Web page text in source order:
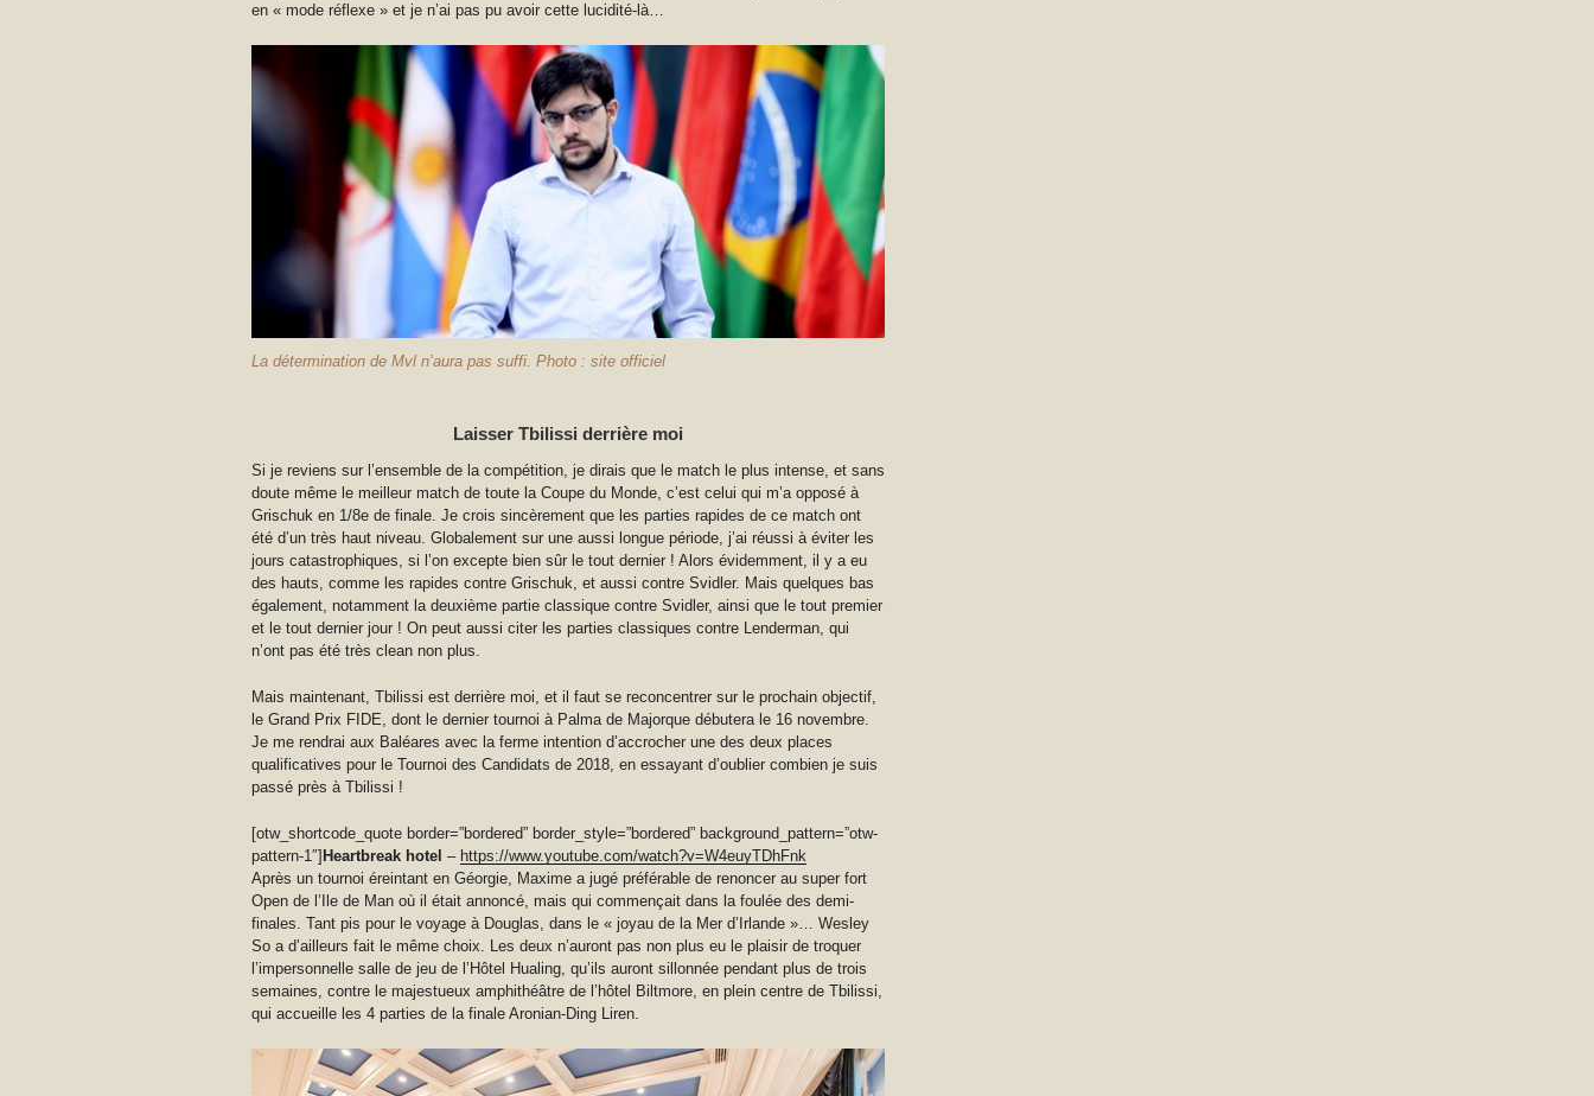
en « mode réflexe » et je n’ai pas pu avoir cette lucidité-là…
La détermination de Mvl n’aura pas suffi. Photo : site officiel
Laisser Tbilissi derrière moi
Si je reviens sur l’ensemble de la compétition, je dirais que le match le plus intense, et sans
doute même le meilleur match de toute la Coupe du Monde, c’est celui qui m’a opposé à
Grischuk en 1/8e de finale. Je crois sincèrement que les parties rapides de ce match ont
été d’un très haut niveau. Globalement sur une aussi longue période, j’ai réussi à éviter les
jours catastrophiques, si l’on excepte bien sûr le tout dernier ! Alors évidemment, il y a eu
des hauts, comme les rapides contre Grischuk, et aussi contre Svidler. Mais quelques bas
également, notamment la deuxième partie classique contre Svidler, ainsi que le tout premier
et le tout dernier jour ! On peut aussi citer les parties classiques contre Lenderman, qui
n’ont pas été très clean non plus.
Mais maintenant, Tbilissi est derrière moi, et il faut se reconcentrer sur le prochain objectif,
le Grand Prix FIDE, dont le dernier tournoi à Palma de Majorque débutera le 16 novembre.
Je me rendrai aux Baléares avec la ferme intention d’accrocher une des deux places
qualificatives pour le Tournoi des Candidats de 2018, en essayant d’oublier combien je suis
passé près à Tbilissi !
[otw_shortcode_quote border=”bordered” border_style=”bordered” background_pattern=”otw-
pattern-1″] Heartbreak hotel – https://www.youtube.com/watch?v=W4euyTDhFnk
Après un tournoi éreintant en Géorgie, Maxime a jugé préférable de renoncer au super fort
Open de l’Ile de Man où il était annoncé, mais qui commençait dans la foulée des demi-
finales. Tant pis pour le voyage à Douglas, dans le « joyau de la Mer d’Irlande »… Wesley
So a d’ailleurs fait le même choix. Les deux n’auront pas non plus eu le plaisir de troquer
l’impersonnelle salle de jeu de l’Hôtel Hualing, qu’ils auront sillonnée pendant plus de trois
semaines, contre le majestueux amphithéâtre de l’hôtel Biltmore, en plein centre de Tbilissi,
qui accueille les 4 parties de la finale Aronian-Ding Liren.